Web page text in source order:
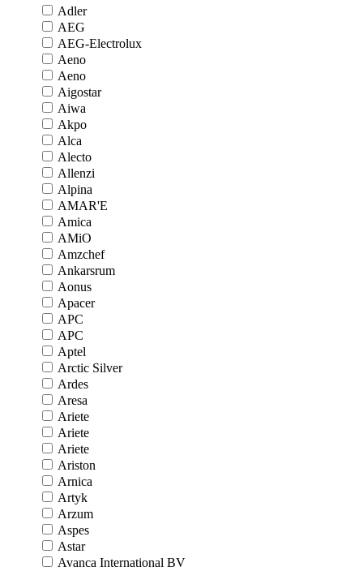
Adler
AEG
AEG-Electrolux
Aeno
Aeno
Aigostar
Aiwa
Akpo
Alca
Alecto
Allenzi
Alpina
AMAR'E
Amica
AMiO
Amzchef
Ankarsrum
Aonus
Apacer
APC
APC
Aptel
Arctic Silver
Ardes
Aresa
Ariete
Ariete
Ariete
Ariston
Arnica
Artyk
Arzum
Aspes
Astar
Avanca International BV